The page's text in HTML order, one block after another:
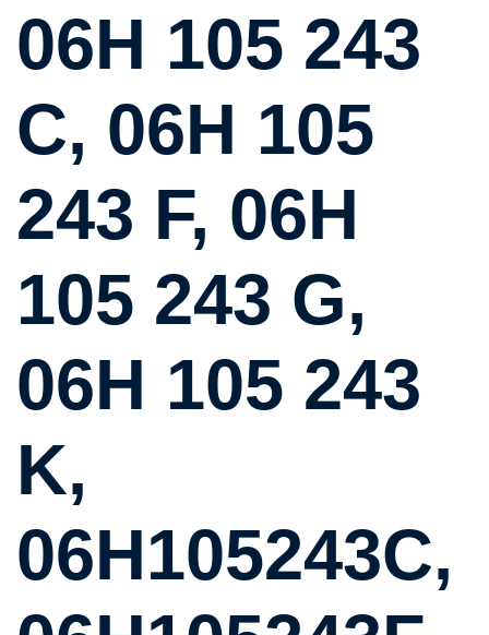
06H 105 243
C, 06H 105
243 F, 06H
105 243 G,
06H 105 243
K,
06H105243C,